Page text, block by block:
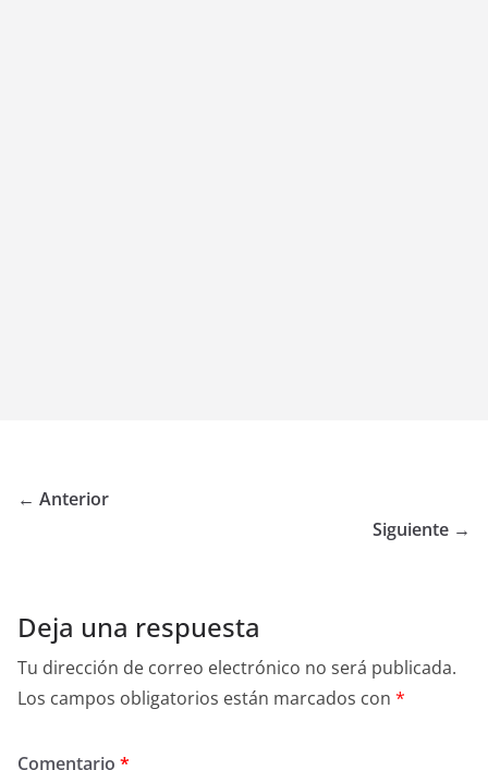
← Anterior
Siguiente →
Deja una respuesta
Tu dirección de correo electrónico no será publicada.
Los campos obligatorios están marcados con *
Comentario *